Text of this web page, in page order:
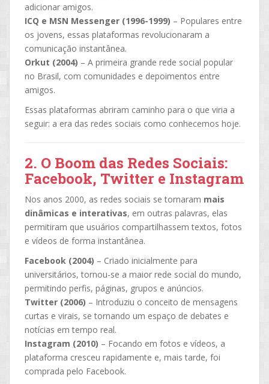
adicionar amigos.
ICQ e MSN Messenger (1996-1999) – Populares entre
os jovens, essas plataformas revolucionaram a
comunicação instantânea.
Orkut (2004) – A primeira grande rede social popular
no Brasil, com comunidades e depoimentos entre
amigos.
Essas plataformas abriram caminho para o que viria a
seguir: a era das redes sociais como conhecemos hoje.
2. O Boom das Redes Sociais:
Facebook, Twitter e Instagram
Nos anos 2000, as redes sociais se tornaram mais
dinâmicas e interativas, em outras palavras, elas
permitiram que usuários compartilhassem textos, fotos
e vídeos de forma instantânea.
Facebook (2004) – Criado inicialmente para
universitários, tornou-se a maior rede social do mundo,
permitindo perfis, páginas, grupos e anúncios.
Twitter (2006) – Introduziu o conceito de mensagens
curtas e virais, se tornando um espaço de debates e
notícias em tempo real.
Instagram (2010) – Focando em fotos e vídeos, a
plataforma cresceu rapidamente e, mais tarde, foi
comprada pelo Facebook.